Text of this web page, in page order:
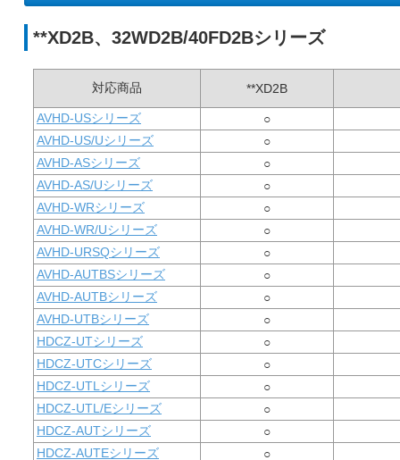
**XD2B、32WD2B/40FD2Bシリーズ
対応商品 **XD2B
AVHD-USシリーズ
○
AVHD-US/Uシリーズ
○
AVHD-ASシリーズ
○
AVHD-AS/Uシリーズ
○
AVHD-WRシリーズ
○
AVHD-WR/Uシリーズ
○
AVHD-URSQシリーズ
○
AVHD-AUTBSシリーズ
○
AVHD-AUTBシリーズ
○
AVHD-UTBシリーズ
○
HDCZ-UTシリーズ
○
HDCZ-UTCシリーズ
○
HDCZ-UTLシリーズ
○
HDCZ-UTL/Eシリーズ
○
HDCZ-AUTシリーズ
○
HDCZ-AUTEシリーズ
○